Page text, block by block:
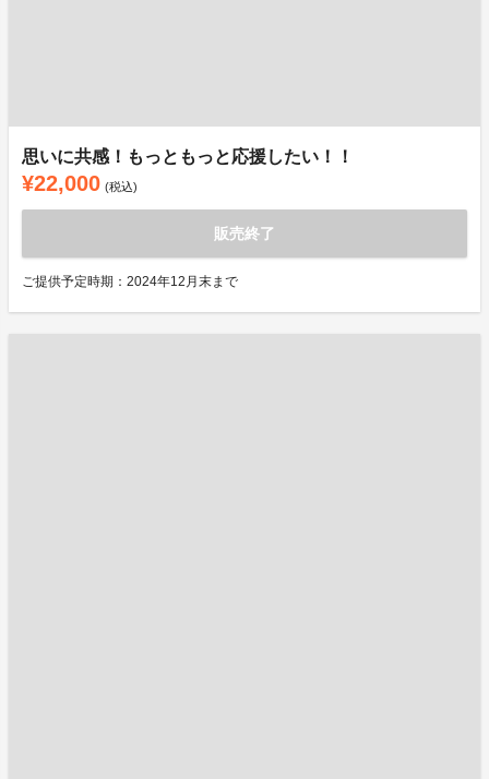
思いに共感！もっともっと応援したい！！
¥22,000 (税込)
販売終了
ご提供予定時期：2024年12月末まで